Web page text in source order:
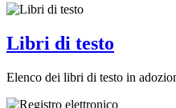
Libri di testo
Elenco dei libri di testo in